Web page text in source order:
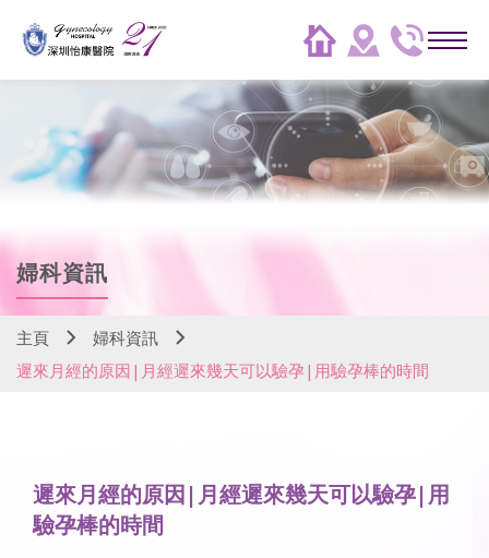
婦科資訊
主頁
婦科資訊
遲來月經的原因|月經遲來幾天可以驗孕|用驗孕棒的時間
遲來月經的原因|月經遲來幾天可以驗孕|用
驗孕棒的時間